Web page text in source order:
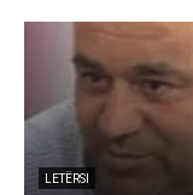
MOS E